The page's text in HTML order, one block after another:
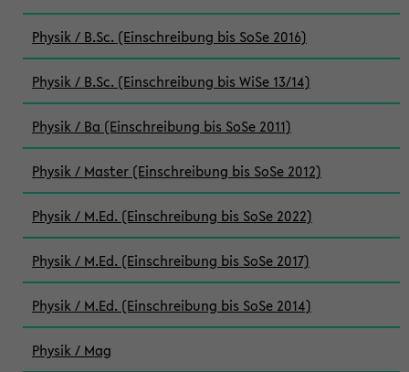
Physik / B.Sc. (Einschreibung bis SoSe 2016)
Physik / B.Sc. (Einschreibung bis WiSe 13/14)
Physik / Ba (Einschreibung bis SoSe 2011)
Physik / Master (Einschreibung bis SoSe 2012)
Physik / M.Ed. (Einschreibung bis SoSe 2022)
Physik / M.Ed. (Einschreibung bis SoSe 2017)
Physik / M.Ed. (Einschreibung bis SoSe 2014)
Physik / Mag